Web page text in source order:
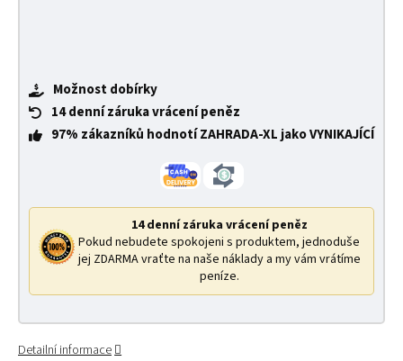
Možnost dobírky
14 denní záruka vrácení peněz
97% zákazníků hodnotí ZAHRADA-XL jako VYNIKAJÍCÍ
14 denní záruka vrácení peněz
Pokud nebudete spokojeni s produktem, jednoduše
jej ZDARMA vraťte na naše náklady a my vám vrátíme
peníze.
Detailní informace